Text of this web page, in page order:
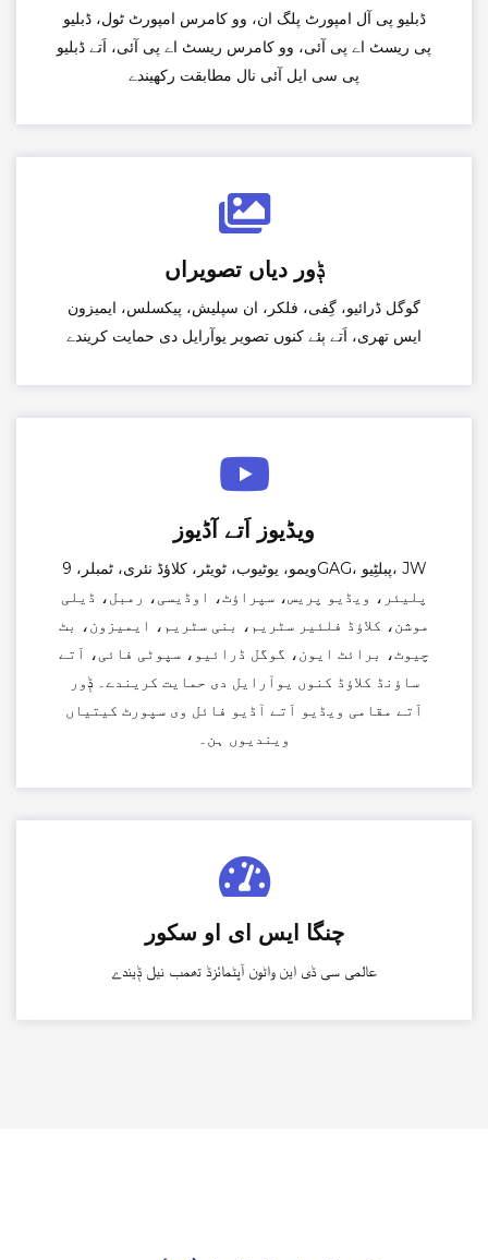
ڈبلیو پی آل امپورٹ پلگ ان، وو کامرس امپورٹ ٹول، ڈبلیو
پی ریسٹ اے پی آئی، وو کامرس ریسٹ اے پی آئی، اَتے ڈبلیو
پی سی ایل آئی نال مطابقت رکھیندے
ݙور دیاں تصویراں
گوگل ڈرائیو، گِفی، فلکر، ان سپلیش، پیکسلس، ایمیزون
ایس تھری، اَتے ٻئے کنوں تصویر یوآرایل دی حمایت کریندے
ویڈیوز اَتے آڈیوز
ویمو، یوٹیوب، ٹویٹر، کلاؤڈ نئری، ٹمبلر، 9GAG، پبلٹِیو، JW
پلیئر، ویڈیو پریس، سپراؤٹ، اوڈیسی، رمبل، ڈیلی
موشن، کلاؤڈ فلئیر سٹریم، بنی سٹریم، ایمیزون، بٹ
چیوٹ، برائٹ ایون، گوگل ڈرائیو، سپوٹی فائی، اَتے
ساؤنڈ کلاؤڈ کنوں یوآرایل دی حمایت کریندے۔ ݙور
اَتے مقامی ویڈیو اَتے آڈیو فائل وی سپورٹ کیتیاں
ویندیوں ہن۔
چنگا ایس ای او سکور
عالمی سی ڈی این واٹون آپٹمائزڈ تھمب نیل ݙیندے